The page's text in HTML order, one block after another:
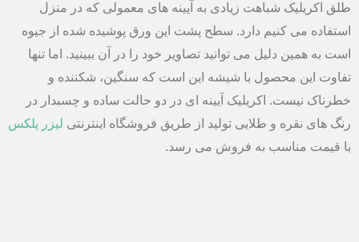
طلق اکریلیک شباهت زیادی به آیینه های معمولی که در منزل
استفاده می کنیم دارد. سطح پشت این ورق پوشیده شده از جیوه
است به همین دلیل می توانید تصاویر خود را در آن ببینید. اما تنها
تفاوت این محصول با شیشه این است که سنگین، شکننده و
خطرناک نیست. اکریلیک آیینه ای در دو حالت ساده و چسبدار در
رنگ های نقره و طلایی تولید از طریق فروشگاه اینترنتی لیزر پلکس
با قیمت مناسب به فروش می رسد.